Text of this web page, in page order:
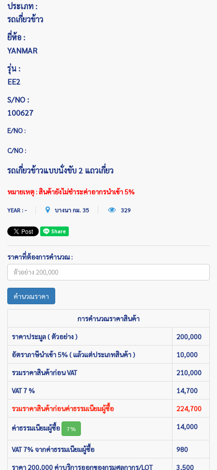
ประเภท :
รถเกี่ยวข้าว
ยี่ห้อ :
YANMAR
รุ่น :
EE2
S/NO :
100627
E/NO :
C/NO :
รถเกี่ยวข้าวแบบนั่งขับ 2 แถวเกี่ยว
หมายเหตุ : สินค้ายังไม่ชำระค่าอากรนำเข้า 5%
YEAR : - บางนา กม. 35 329
ราคาที่ต้องการคำนวณ :
คำนวณราคา
การคำนวณราคาสินค้า
ราคาประมูล ( ตัวอย่าง ) 200,000
อัตราภาษีนำเข้า 5% ( แล้วแต่ประเภทสินค้า ) 10,000
รวมราคาสินค้าก่อน VAT 210,000
VAT 7 % 14,700
รวมราคาสินค้าก่อนค่าธรรมเนียมผู้ซื้อ 224,700
ค่าธรรมเนียมผู้ซื้อ 7% 14,000
VAT 7% จากค่าธรรมเนียมผู้ซื้อ 980
ราคา 200,000 ค่าบริการออกของกรมศุลกากร/LOT 3,500